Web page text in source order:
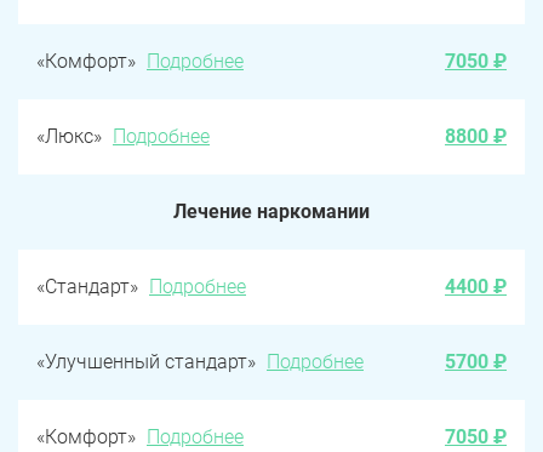
«Комфорт» Подробнее 7050 ₽
«Люкс» Подробнее 8800 ₽
Лечение наркомании
«Стандарт» Подробнее 4400 ₽
«Улучшенный стандарт» Подробнее 5700 ₽
«Комфорт» Подробнее 7050 ₽